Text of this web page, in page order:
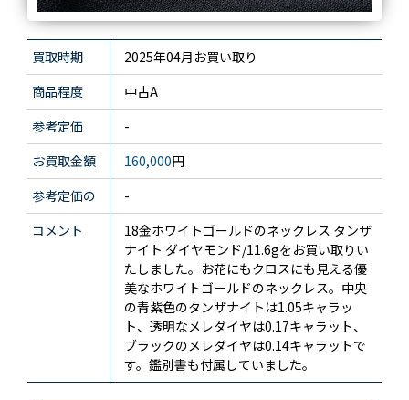
買取時期
2025年04月お買い取り
商品程度
中古A
参考定価
-
お買取金額
160,000円
参考定価の
-
コメント
18金ホワイトゴールドのネックレス タンザ
ナイト ダイヤモンド/11.6gをお買い取りい
たしました。お花にもクロスにも見える優
美なホワイトゴールドのネックレス。中央
の青紫色のタンザナイトは1.05キャラッ
ト、透明なメレダイヤは0.17キャラット、
ブラックのメレダイヤは0.14キャラットで
す。鑑別書も付属していました。